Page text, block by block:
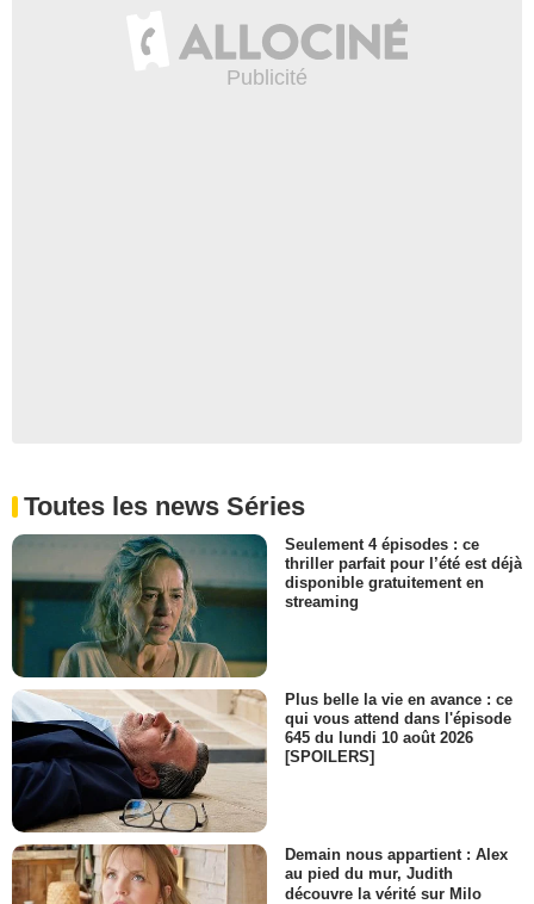
Toutes les news Séries
Seulement 4 épisodes : ce
thriller parfait pour l’été est déjà
disponible gratuitement en
streaming
Plus belle la vie en avance : ce
qui vous attend dans l'épisode
645 du lundi 10 août 2026
[SPOILERS]
Demain nous appartient : Alex
au pied du mur, Judith
découvre la vérité sur Milo